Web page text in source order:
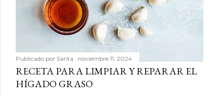
Publicado por Sarita noviembre 11, 2024
RECETA PARA LIMPIAR Y REPARAR EL
HÍGADO GRASO